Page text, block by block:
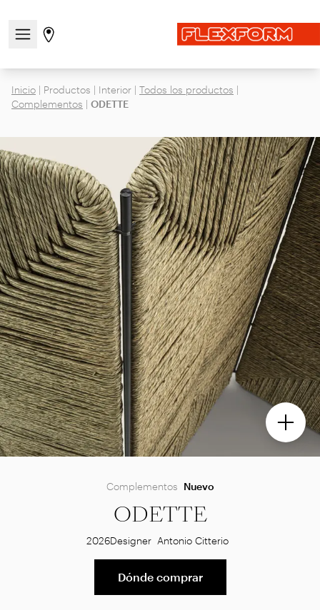
Abre/cierra el menú de navegación
Ir a la página de tiendas
Inicio | Productos | Interior | Todos los productos |
Complementos | ODETTE
Complementos Nuevo
ODETTE
2026Designer Antonio Citterio
Dónde comprar